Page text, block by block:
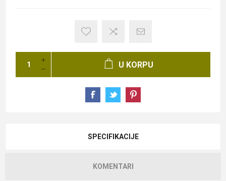
U KORPU
SPECIFIKACIJE
KOMENTARI